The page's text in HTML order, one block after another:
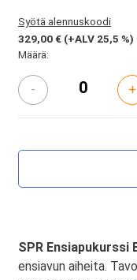
Syötä alennuskoodi
329,00 € (+ALV 25,5 %)
Määrä:
- +
SPR Ensiapukurssi
ensiavun aiheita.